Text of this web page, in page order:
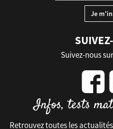
Suivez-nous
Retrouvez toutes les